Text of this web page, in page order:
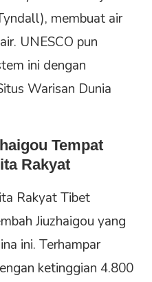
membuat air
UNESCO pun
ini dengan
Warisan Dunia
Tempat
Rakyat
Rakyat Tibet
Jiuzhaigou yang
ini. Terhampar
ketinggian 4.800